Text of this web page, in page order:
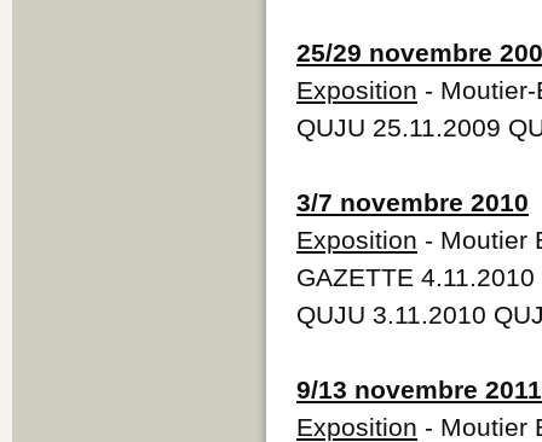
25/29 novembre
Exposition -
QUJU 25.11.2009
3/7 novembre 2010
Exposition - Moutier
GAZETTE
QUJU 3.11.2010
9/13 novembre 2011
Exposition - Moutier